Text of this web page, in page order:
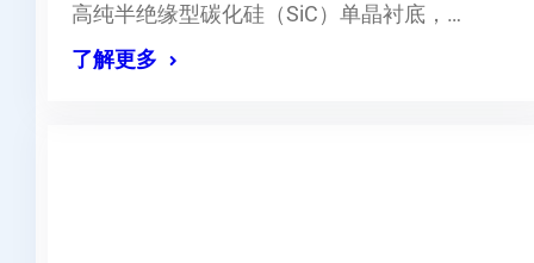
高纯半绝缘型碳化硅（SiC）单晶衬底，…
了解更多